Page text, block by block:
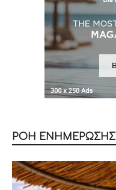
ΡΟΗ ΕΝΗΜΕΡΩΣΗΣ